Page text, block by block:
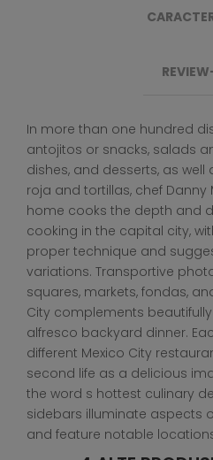
In more than one hundred
antojitos or snacks, salads
dishes, and desserts, as
roja and tortillas, chef Danny
home cooks the depth and
cooking in the capital city,
proper technique and
variations. Transportive
squares, markets, fondas,
City complements
alfresco backyard dinner.
different Mexico City
second life as a delicious
the word s hottest culinary
sidebars illuminate aspects
and feature notable